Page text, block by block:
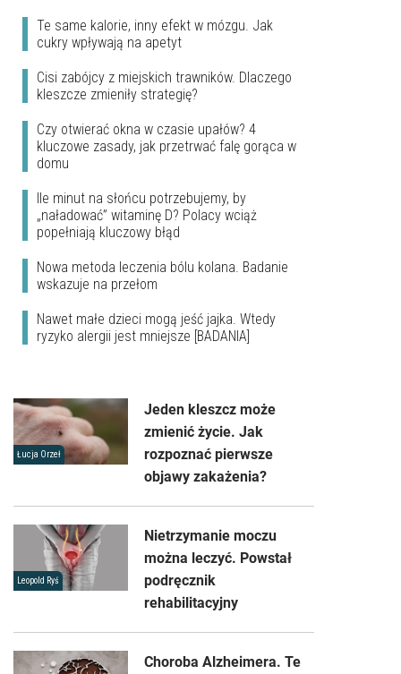
Te same kalorie, inny efekt w mózgu. Jak
cukry wpływają na apetyt
Cisi zabójcy z miejskich trawników. Dlaczego
kleszcze zmieniły strategię?
Czy otwierać okna w czasie upałów? 4
kluczowe zasady, jak przetrwać falę gorąca w
domu
Ile minut na słońcu potrzebujemy, by
„naładować” witaminę D? Polacy wciąż
popełniają kluczowy błąd
Nowa metoda leczenia bólu kolana. Badanie
wskazuje na przełom
Nawet małe dzieci mogą jeść jajka. Wtedy
ryzyko alergii jest mniejsze [BADANIA]
Łucja Orzeł
Jeden kleszcz może
zmienić życie. Jak
rozpoznać pierwsze
objawy zakażenia?
Leopold Ryś
Nietrzymanie moczu
można leczyć. Powstał
podręcznik
rehabilitacyjny
Choroba Alzheimera. Te